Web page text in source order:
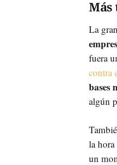
La
fuera
contra
bases
algún
la hora
un